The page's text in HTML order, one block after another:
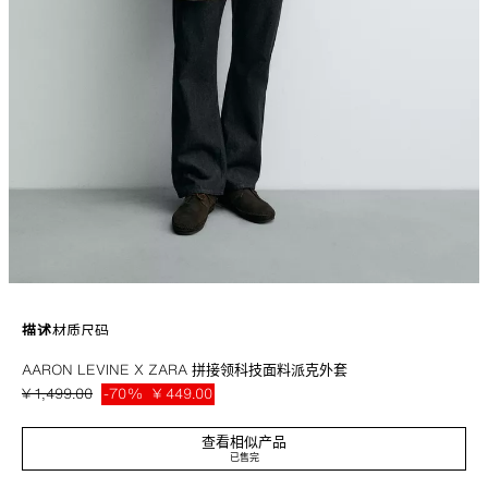
描述材质尺码
科技面料棉质混纺宽松版型派克外套。翻领，撞色拼接绒布。长袖。正面饰有
翻盖口袋和内口袋细节装饰。可调内带饰腰身。正面翻盖下暗拉链和按扣闭
Aaron Levine x ZARA 特别系列。
灰色 / 蓝色 5854/310/055
AARON LEVINE X ZARA 拼接领科技面料派克外套
¥ 1,499.00 -70% ¥ 449.00
查看相似产品
已售完
¥